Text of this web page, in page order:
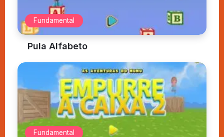
Fundamental
Pula Alfabeto
Fundamental